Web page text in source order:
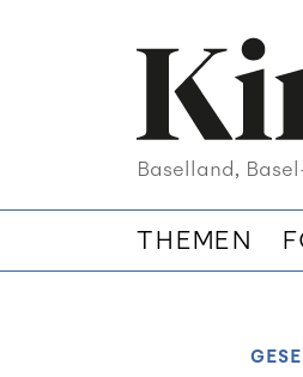
Baselland,
THEMEN